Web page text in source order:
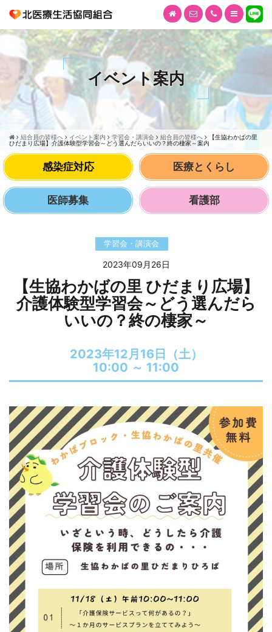
イベント案内
組合員の皆様へ イベント案内 学習会・講演会 組合員の皆様へ
【生協わかばの里
ひだまり広場】介護体験型学習会～どう選んだらいいの？終の棲家～案内
感染症対応 医療とくらし
医師募集 看護部
学習会・講演会
2023年09月26日
【生協わかばの里 ひだまり広場】
介護体験型学習会～どう選んだら
いいの？終の棲家～
2023年12月16日（土）
10:00 ～ 11:00